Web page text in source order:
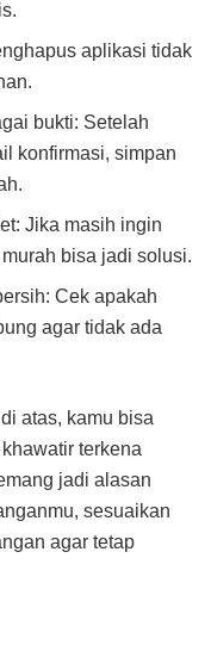
aplikasi tidak
bukti: Setelah
konfirmasi, simpan
Jika masih ingin
bisa jadi solusi.
Cek apakah
agar tidak ada
atas, kamu bisa
terkena
jadi alasan
sesuaikan
agar tetap